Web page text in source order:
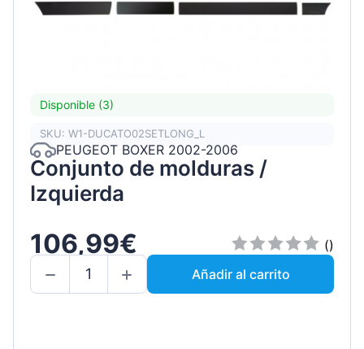
Disponible (3)
SKU: W1-DUCATO02SETLONG_L
PEUGEOT BOXER 2002-2006
Conjunto de molduras /
Izquierda
106,99€
()
Añadir al carrito